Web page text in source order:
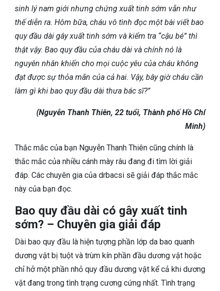
sinh lý nam giới nhưng chứng xuất tinh sớm vẫn như
thế diễn ra. Hôm bữa, cháu vô tình đọc một bài viết bao
quy đầu dài gây xuất tinh sớm và kiểm tra “cậu bé” thì
thật vậy. Bao quy đầu của cháu dài và chính nó là
nguyên nhân khiến cho mọi cuộc yêu của cháu không
đạt được sự thỏa mãn của cả hai. Vậy, bây giờ cháu cần
làm gì khi bao quy đầu dài thưa bác sĩ?”
(Nguyễn Thanh Thiên, 22 tuổi, Thành phố Hồ Chí
Minh)
Thắc mắc của bạn Nguyễn Thanh Thiên cũng chính là
thắc mắc của nhiều cánh mày râu đang đi tìm lời giải
đáp. Các chuyên gia của drbacsi sẽ giải đáp thắc mắc
này của bạn đọc.
Bao quy đầu dài có gây xuất tinh
sớm? – Chuyên gia giải đáp
Dài bao quy đầu là hiện tượng phần lớp da bao quanh
dương vật bị tuột và trùm kín phần đầu dương vật hoặc
chỉ hở một phần nhỏ quy đầu dương vật kể cả khi dương
vật đang trong tình trạng cương cứng nhất. Tình trạng